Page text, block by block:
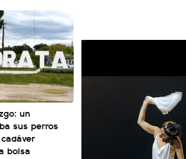
un
sus perros
bolsa